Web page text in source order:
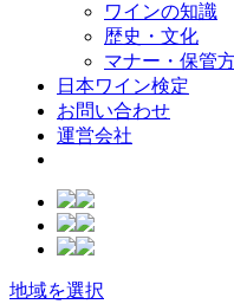
ワインの知識
歴史・文化
マナー・保管
日本ワイン検定
お問い合わせ
運営会社
地域を選択